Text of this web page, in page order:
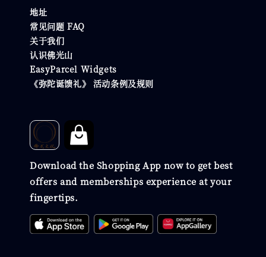
地址
常见问题 FAQ
关于我们
认识佛光山
EasyParcel Widgets
《弥陀诞馈礼》 活动条例及规则
Download the Shopping App now to get best
offers and memberships experience at your
fingertips.